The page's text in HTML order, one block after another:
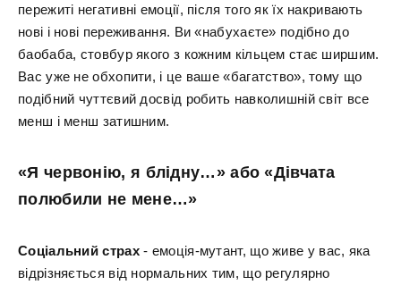
пережиті негативні емоції, після того як їх накривають
нові і нові переживання. Ви «набухаєте» подібно до
баобаба, стовбур якого з кожним кільцем стає ширшим.
Вас уже не обхопити, і це ваше «багатство», тому що
подібний чуттєвий досвід робить навколишній світ все
менш і менш затишним.
«Я червонію, я блідну…» або «Дівчата
полюбили не мене…»
Соціальний страх- емоція-мутант, що живе у вас, яка
відрізняється від нормальних тим, що регулярно